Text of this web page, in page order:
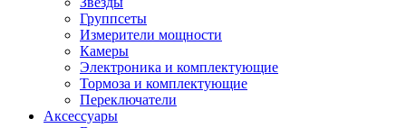
Группсеты
Измерители мощности
Камеры
Электроника и комплектующие
Тормоза и комплектующие
Переключатели
Аксессуары